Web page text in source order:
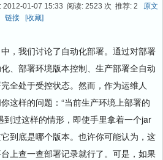
2012-01-07 15:33 阅读: 2523 次 推荐: 2 原文
链接
[收藏]
中，我们讨论了自动化部署。通过对部署
、部署环境版本控制、生产部署全自动
全处于受控状态。然而，作为运维人
这样的问题：“当前生产环境上部署的
到过这样的情形，即使手里拿着一个jar
到底是哪个版本。也许你可能认为，这
上查一查部署记录就行了。可是，如果